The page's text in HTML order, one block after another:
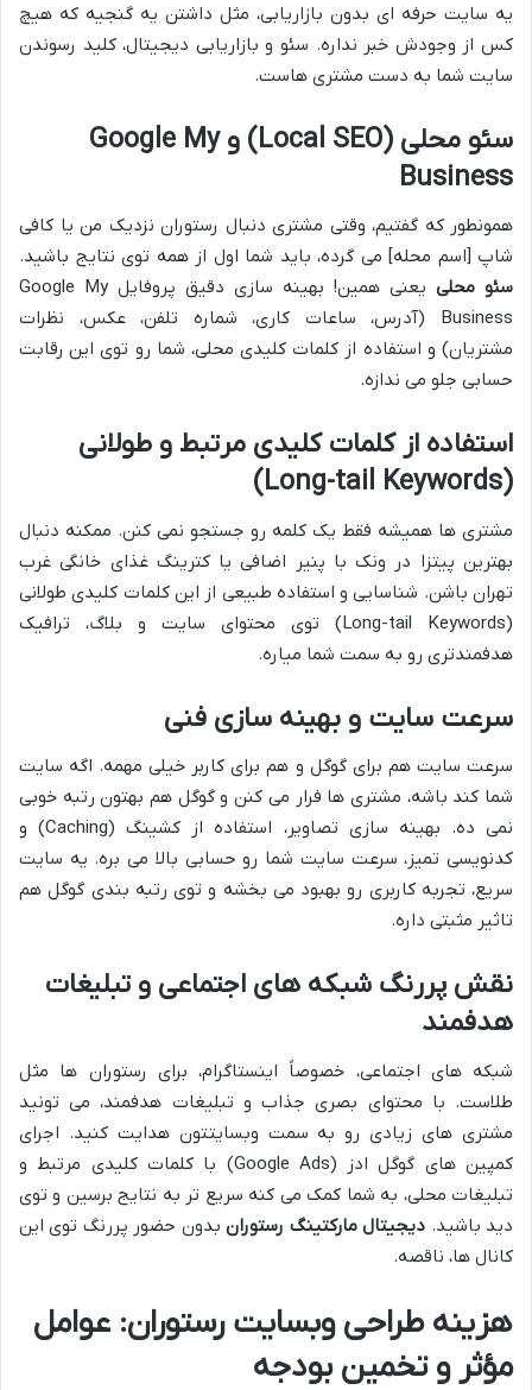
یه سایت حرفه ای بدون بازاریابی، مثل داشتن یه گنجیه که هیچ
کس از وجودش خبر نداره. سئو و بازاریابی دیجیتال، کلید رسوندن
سایت شما به دست مشتری هاست.
سئو محلی (Local SEO) و Google My
Business
همونطور که گفتیم، وقتی مشتری دنبال رستوران نزدیک من یا کافی
شاپ [اسم محله] می گرده، باید شما اول از همه توی نتایج باشید.
سئو محلی
یعنی همین! بهینه سازی دقیق پروفایل Google My
Business (آدرس، ساعات کاری، شماره تلفن، عکس، نظرات
مشتریان) و استفاده از کلمات کلیدی محلی، شما رو توی این رقابت
حسابی جلو می ندازه.
استفاده از کلمات کلیدی مرتبط و طولانی
(Long-tail Keywords)
مشتری ها همیشه فقط یک کلمه رو جستجو نمی کنن. ممکنه دنبال
بهترین پیتزا در ونک با پنیر اضافی یا کترینگ غذای خانگی غرب
تهران باشن. شناسایی و استفاده طبیعی از این کلمات کلیدی طولانی
(Long-tail Keywords) توی محتوای سایت و بلاگ، ترافیک
هدفمندتری رو به سمت شما میاره.
سرعت سایت و بهینه سازی فنی
سرعت سایت هم برای گوگل و هم برای کاربر خیلی مهمه. اگه سایت
شما کند باشه، مشتری ها فرار می کنن و گوگل هم بهتون رتبه خوبی
نمی ده. بهینه سازی تصاویر، استفاده از کشینگ (Caching) و
کدنویسی تمیز، سرعت سایت شما رو حسابی بالا می بره. یه سایت
سریع، تجربه کاربری رو بهبود می بخشه و توی رتبه بندی گوگل هم
تاثیر مثبتی داره.
نقش پررنگ شبکه های اجتماعی و تبلیغات
هدفمند
شبکه های اجتماعی، خصوصاً اینستاگرام، برای رستوران ها مثل
طلاست. با محتوای بصری جذاب و تبلیغات هدفمند، می تونید
مشتری های زیادی رو به سمت وبسایتتون هدایت کنید. اجرای
کمپین های گوگل ادز (Google Ads) با کلمات کلیدی مرتبط و
تبلیغات محلی، به شما کمک می کنه سریع تر به نتایج برسین و توی
دید باشید. دیجیتال مارکتینگ رستورانبدون حضور پررنگ توی این
کانال ها، ناقصه.
هزینه طراحی وبسایت رستوران: عوامل
مؤثر و تخمین بودجه